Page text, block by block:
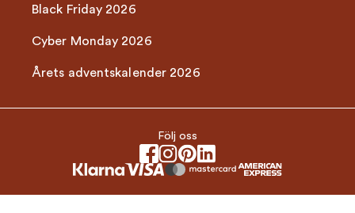
Black Friday 2026
Cyber Monday 2026
Årets adventskalender 2026
Följ oss